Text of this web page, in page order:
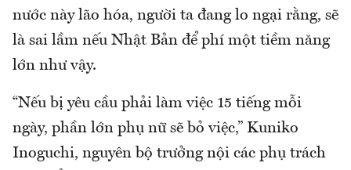
nước này lão hóa, người ta đang lo ngại rằng, sẽ
là sai lầm nếu Nhật Bản để phí một tiềm năng
lớn như vậy.
“Nếu bị yêu cầu phải làm việc 15 tiếng mỗi
ngày, phần lớn phụ nữ sẽ bỏ việc,” Kuniko
Inoguchi, nguyên bộ trưởng nội các phụ trách